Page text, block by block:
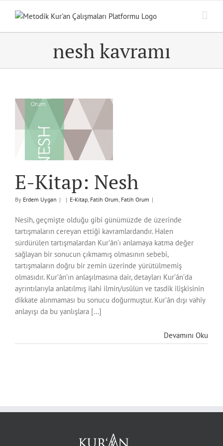
nesh kavramı
E-Kitap: Nesh
By Erdem Uygan | | E-Kitap, Fatih Orum, Fatih Orum |
Nesih, geçmişte olduğu gibi günümüzde de üzerinde
tartışmaların cereyan ettiği kavramlardandır. Halen
sürdürülen tartışmalardan Kur’ân’ı anlamaya katma değer
sağlayan bir sonucun çıkmamış olmasının sebebi,
tartışmaların doğru bir zemin üzerinde yürütülmemiş
olmasıdır. Kur’ân’ın anlaşılmasına dair, detayları Kur’ân’da
ayrıntılarıyla anlatılmış ilahi ilmin/usûlün ve tasdik ilişkisinin
dikkate alınmaması bu sonucu doğurmuştur. Kur’ân dışı vahiy
anlayışı da bu yanlışlara [...]
Devamını Oku